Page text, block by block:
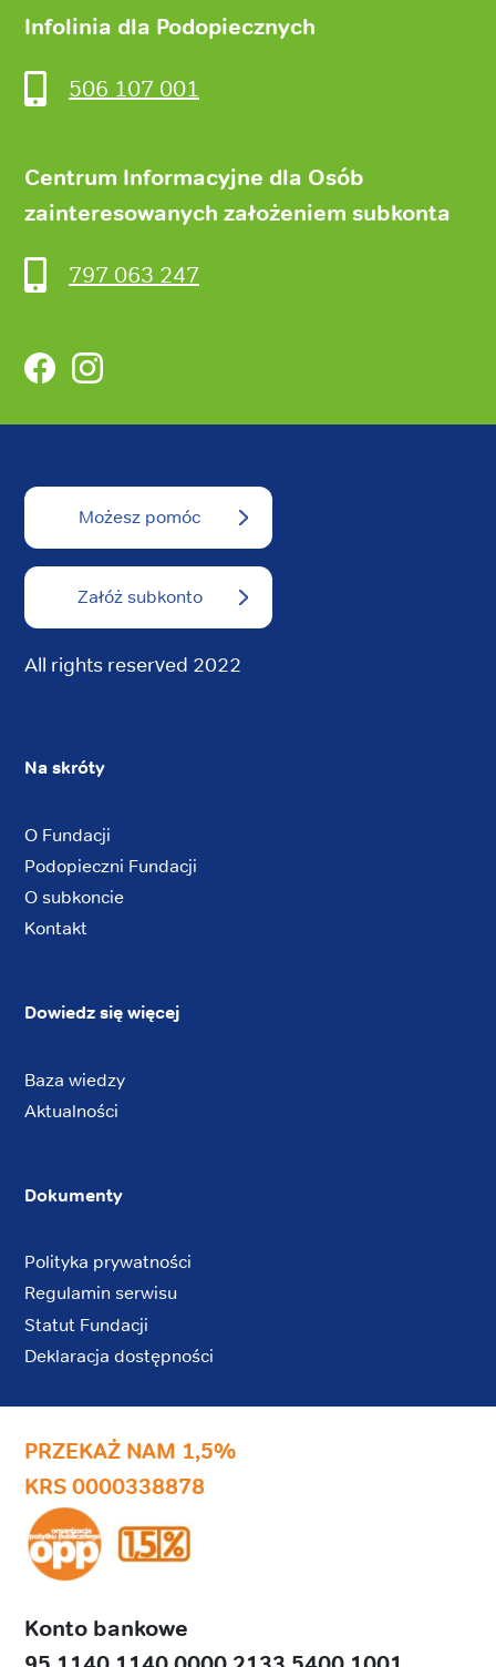
Infolinia dla Podopiecznych
506 107 001
Centrum Informacyjne dla Osób
zainteresowanych założeniem subkonta
797 063 247
FacebookInstagram
Możesz pomóc
Załóż subkonto
All rights reserved 2022
Na skróty
O Fundacji
Podopieczni Fundacji
O subkoncie
Kontakt
Dowiedz się więcej
Baza wiedzy
Aktualności
Dokumenty
Polityka prywatności
Regulamin serwisu
Statut Fundacji
Deklaracja dostępności
PRZEKAŻ NAM 1,5%
KRS 0000338878
Konto bankowe